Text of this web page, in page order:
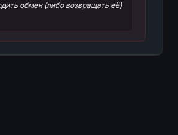
обмен (либо возвращать её)